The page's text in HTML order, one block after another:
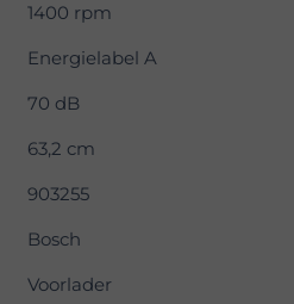
1400 rpm
Energielabel A
70 dB
63,2 cm
903255
Bosch
Voorlader